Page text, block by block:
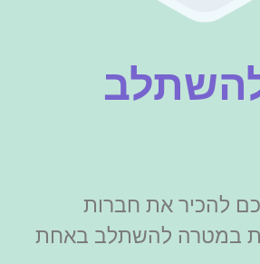
להכיר את חברות
במטרה להשתלב באחת